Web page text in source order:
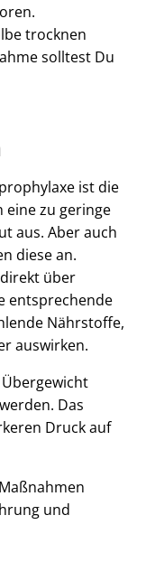
trocknen
solltest Du
ist die
eine zu geringe
aus. Aber auch
diese an.
über
entsprechende
Nährstoffe,
auswirken.
Das
Druck auf
und